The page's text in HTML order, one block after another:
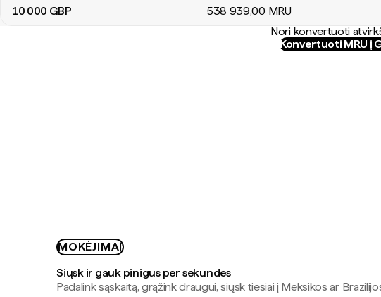
10 000 GBP 538 939,00 MRU
Nori konvertuoti
Konvertuoti MRU į
MOKĖJIMAI
Siųsk ir gauk pinigus per sekundes
Padalink sąskaitą, grąžink draugui, siųsk tiesiai į Meksikos ar